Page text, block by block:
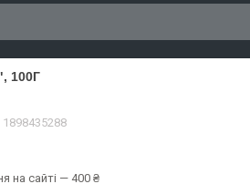
100Г
1898435288
на сайті — 400 ₴